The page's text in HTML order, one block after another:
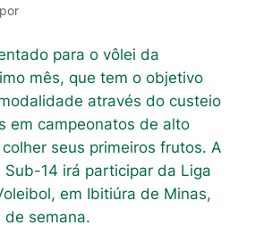
para o vôlei da
mês, que tem o objetivo
através do custeio
em campeonatos de alto
seus primeiros frutos. A
Sub-14 irá participar da Liga
em Ibitiúra de Minas,
de semana.